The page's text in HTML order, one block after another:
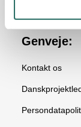
Genveje:
Kontakt os